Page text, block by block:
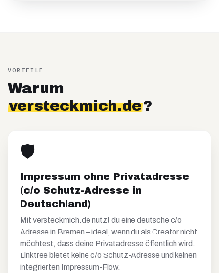
VORTEILE
Warum
versteckmich.de?
🛡️
Impressum ohne Privatadresse
(c/o Schutz-Adresse in
Deutschland)
Mit versteckmich.de nutzt du eine deutsche c/o
Adresse in Bremen – ideal, wenn du als Creator nicht
möchtest, dass deine Privatadresse öffentlich wird.
Linktree bietet keine c/o Schutz-Adresse und keinen
integrierten Impressum-Flow.